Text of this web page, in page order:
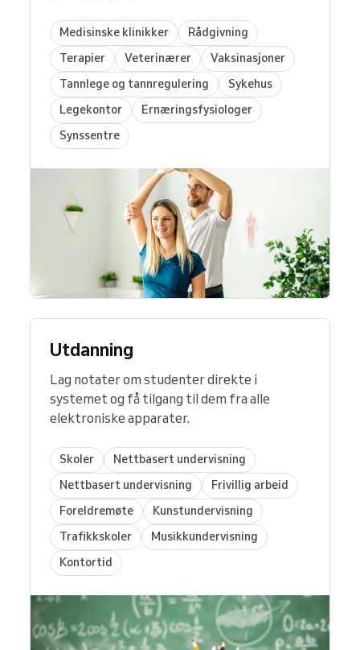
Medisinske klinikker
Rådgivning
Terapier
Veterinærer
Vaksinasjoner
Tannlege og tannregulering
Sykehus
Legekontor
Ernæringsfysiologer
Synssentre
Utdanning
Lag notater om studenter direkte i
systemet og få tilgang til dem fra alle
elektroniske apparater.
Skoler
Nettbasert undervisning
Nettbasert undervisning
Frivillig arbeid
Foreldremøte
Kunstundervisning
Trafikkskoler
Musikkundervisning
Kontortid